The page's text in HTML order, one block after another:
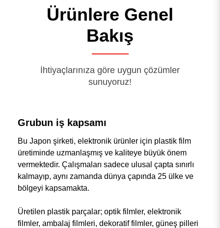
emin olun veya farklı anahtar kelimeler deneyin.
aramak
İlgili Makineler
Ürünlere Genel
Bakış
İhtiyaçlarınıza göre uygun çözümler
sunuyoruz!
Grubun iş kapsamı
Bu Japon şirketi, elektronik ürünler için plastik film
üretiminde uzmanlaşmış ve kaliteye büyük önem
vermektedir. Çalışmaları sadece ulusal çapta sınırlı
kalmayıp, aynı zamanda dünya çapında 25 ülke ve
bölgeyi kapsamakta.
Üretilen plastik parçalar; optik filmler, elektronik
filmler, ambalaj filmleri, dekoratif filmler, güneş pilleri